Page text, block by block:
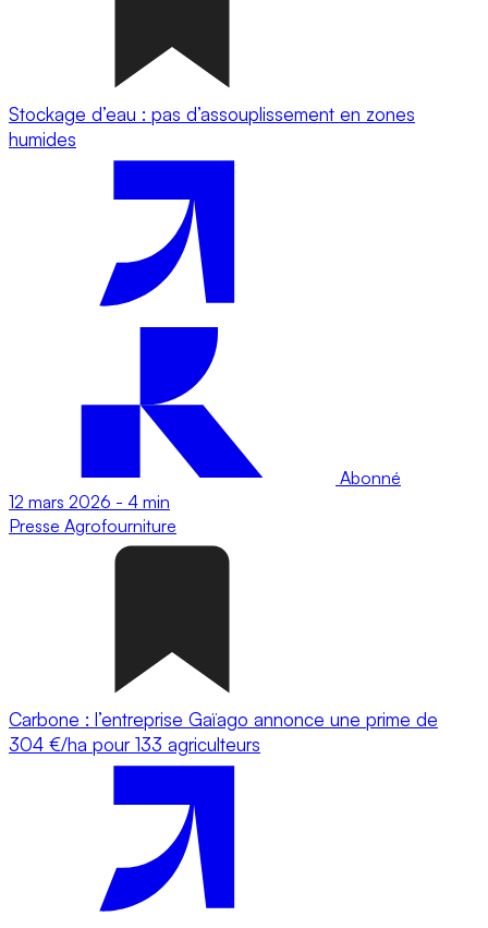
Stockage d’eau : pas d’assouplissement en zones
humides
Abonné
12 mars 2026 - 4 min
Presse Agrofourniture
Carbone : l’entreprise Gaïago annonce une prime de
304 €/ha pour 133 agriculteurs